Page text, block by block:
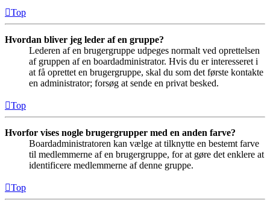
Top
Hvordan bliver jeg leder af en gruppe?
Lederen af en brugergruppe udpeges normalt ved oprettelsen
af gruppen af en boardadministrator. Hvis du er interesseret i
at få oprettet en brugergruppe, skal du som det første kontakte
en administrator; forsøg at sende en privat besked.
Top
Hvorfor vises nogle brugergrupper med en anden farve?
Boardadministratoren kan vælge at tilknytte en bestemt farve
til medlemmerne af en brugergruppe, for at gøre det enklere at
identificere medlemmerne af denne gruppe.
Top